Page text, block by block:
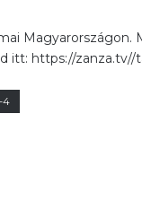
Magyarországon.
itt: https://
4